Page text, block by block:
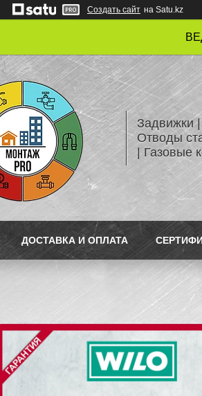
Создать сайт на Satu.kz
Задвижки
Отводы
| Газовые
ДОСТАВКА И ОПЛАТА